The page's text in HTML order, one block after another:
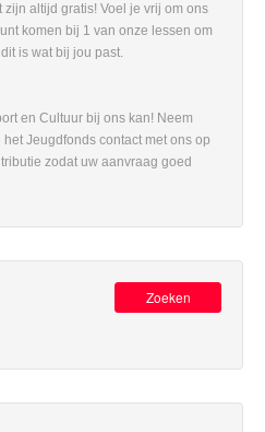
altijd gratis! Voel je vrij om ons
komen bij 1 van onze lessen om
is wat bij jou past.
en Cultuur bij ons kan! Neem
Jeugdfonds contact met ons op
zodat uw aanvraag goed